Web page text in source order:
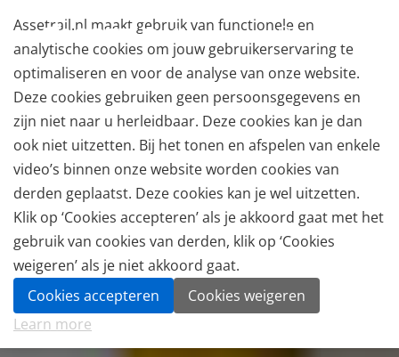
Assetrail.nl maakt gebruik van functionele en
analytische cookies om jouw gebruikerservaring te
optimaliseren en voor de analyse van onze website.
Deze cookies gebruiken geen persoonsgegevens en
zijn niet naar u herleidbaar. Deze cookies kan je dan
ook niet uitzetten. Bij het tonen en afspelen van enkele
video’s binnen onze website worden cookies van
derden geplaatst. Deze cookies kan je wel uitzetten.
Klik op ‘Cookies accepteren’ als je akkoord gaat met het
gebruik van cookies van derden, klik op ‘Cookies
weigeren’ als je niet akkoord gaat.
Cookies accepteren
Cookies weigeren
Learn more